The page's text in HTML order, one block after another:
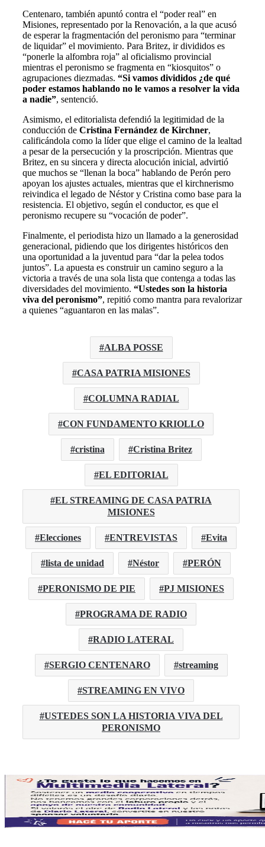
Centenaro, también apuntó contra el “poder real” en
Misiones, representado por la Renovación, a la que acusó
de esperar la fragmentación del peronismo para “terminar
de liquidar” el movimiento. Para Britez, ir divididos es
“ponerle la alfombra roja” al oficialismo provincial
mientras el peronismo se fragmenta en “kiosquitos” o
agrupaciones diezmadas. “Si vamos divididos ¿de qué
poder estamos hablando no le vamos a resolver la vida
a nadie”, sentenció.
Asimismo, el editorialista defendió la legitimidad de la
conducción de Cristina Fernández de Kirchner,
calificándola como la líder que elige el camino de la lealtad
a pesar de la persecución y la proscripción. Mientras que
Britez, en su sincera y directa alocución inicial, advirtió
que muchos se “llenan la boca” hablando de Perón pero
apoyan los ajustes actuales, mientras que el kirchnerismo
reivindica el legado de Néstor y Cristina como base para la
resistencia. El objetivo, según el conductor, es que el
peronismo recupere su “vocación de poder”.
Finalmente, el periodista hizo un llamado a la generosidad
generacional, pidiendo que los dirigentes históricos den
una oportunidad a la juventud para “dar la pelea todos
juntos”. La apuesta es construir un camino seguro a la
victoria a través de una sola lista que contenga a todas las
diversidades del movimiento. “Ustedes son la historia
viva del peronismo”, repitió como mantra para revalorizar
a quienes “aguantaron en las malas”.
ALBA POSSE
CASA PATRIA MISIONES
COLUMNA RADIAL
CON FUNDAMENTO KRIOLLO
cristina Cristina Britez
EL EDITORIAL
EL STREAMING DE CASA PATRIA
MISIONES
Elecciones ENTREVISTAS Evita
lista de unidad Néstor PERÓN
PERONISMO DE PIE PJ MISIONES
PROGRAMA DE RADIO
RADIO LATERAL
SERGIO CENTENARO streaming
STREAMING EN VIVO
USTEDES SON LA HISTORIA VIVA DEL
PERONISMO